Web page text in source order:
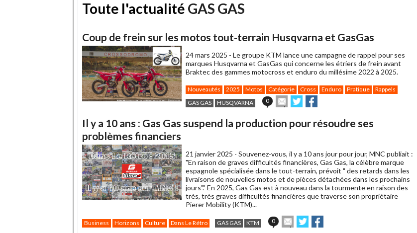
Toute l'actualité GAS GAS
Coup de frein sur les motos tout-terrain Husqvarna et GasGas
24 mars 2025 - Le groupe KTM lance une campagne de rappel pour ses
marques Husqvarna et GasGas qui concerne les étriers de frein avant
Braktec des gammes motocross et enduro du millésime 2022 à 2025.
Nouveautés 2025 Motos Catégorie Cross Enduro Pratique
Rappels
GAS GAS
HUSQVARNA 0
Envoyer
cet
à
Partager
sur sur
Il y a 10 ans : Gas Gas suspend la production pour résoudre ses
problèmes financiers
21 janvier 2025 - Souvenez-vous, il y a 10 ans jour pour jour, MNC publiait :
"En raison de graves difficultés financières, Gas Gas, la célèbre marque
espagnole spécialisée dans le tout-terrain, prévoit " des retards dans les
livraisons de nouvelles motos et de pièces détachées dans les prochains
jours"." En 2025, Gas Gas est à nouveau dans la tourmente en raison des
très, très graves difficultés financières que traverse son propriétaire
Pierer Mobility (KTM)...
Business Horizons Culture Dans Le Rétro GAS GAS KTM 0
Envoyer
cet
Partager
sur sur